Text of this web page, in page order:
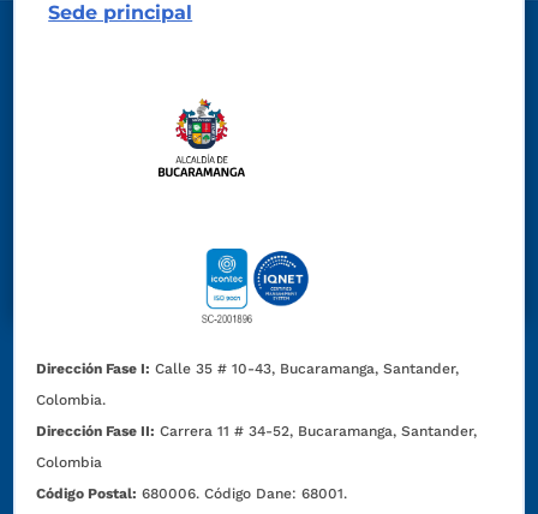
Sede principal
Dirección Fase I: Calle 35 # 10-43, Bucaramanga, Santander,
Colombia.
Dirección Fase II: Carrera 11 # 34-52, Bucaramanga, Santander,
Colombia
Código Postal: 680006. Código Dane: 68001.